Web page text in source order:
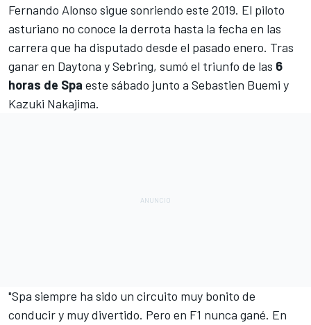
Fernando Alonso sigue sonriendo este 2019. El piloto
asturiano no conoce la derrota hasta la fecha en las
carrera que ha disputado desde el pasado enero. Tras
ganar en Daytona y Sebring, sumó el triunfo de las 6
horas de Spa este sábado junto a Sebastien Buemi y
Kazuki Nakajima.
"Spa siempre ha sido un circuito muy bonito de
conducir y muy divertido. Pero en F1 nunca gané. En